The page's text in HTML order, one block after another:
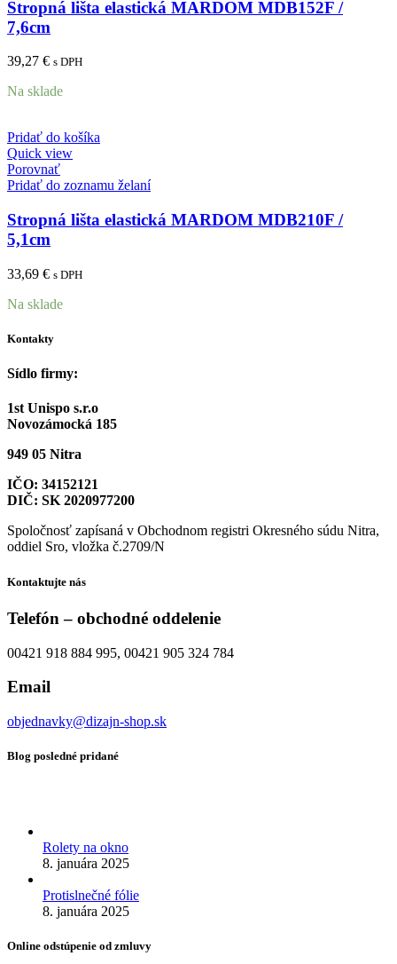
Stropná lišta elastická MARDOM MDB152F /
7,6cm
39,27 € s DPH
Na sklade
Pridať do košíka
Quick view
Porovnať
Pridať do zoznamu želaní
Stropná lišta elastická MARDOM MDB210F /
5,1cm
33,69 € s DPH
Na sklade
Kontakty
Sídlo firmy:
1st Unispo s.r.o
Novozámocká 185
949 05 Nitra
IČO: 34152121
DIČ: SK 2020977200
Spoločnosť zapísaná v Obchodnom registri Okresného súdu Nitra,
oddiel Sro, vložka č.2709/N
Kontaktujte nás
Telefón – obchodné oddelenie
00421 918 884 995, 00421 905 324 784
Email
objednavky@dizajn-shop.sk
Blog posledné pridané
Rolety na okno
8. januára 2025
Protislnečné fólie
8. januára 2025
Online odstúpenie od zmluvy